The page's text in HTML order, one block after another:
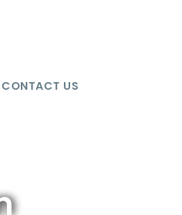
CONTACT US